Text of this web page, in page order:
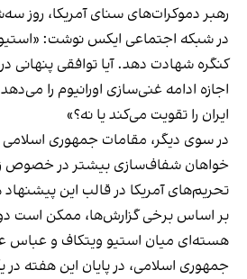
در شبکه اجتماعی ایکس نوشت: «استیو
کنگره شهادت دهد. آیا توافقی پنهانی
اجازه ادامه غنی‌سازی اورانیوم را
ایران را تقویت می‌کند یا نه؟»
در سوی دیگر، مقامات جمهوری اسلامی
خواهان شفاف‌سازی بیشتر در خصوص
تحریم‌های آمریکا در قالب این
بر اساس برخی گزارش‌ها، ممکن است
هسته‌ای میان استیو ویتکاف و عباس
جمهوری اسلامی، در پایان این هفته در